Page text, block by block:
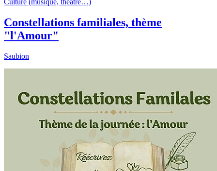
Constellations familiales, thème
"l'Amour"
Saubion